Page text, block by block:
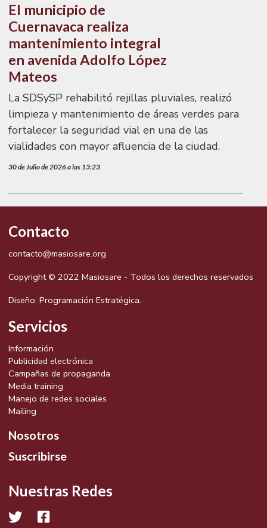
El municipio de
Cuernavaca realiza
mantenimiento integral
en avenida Adolfo López
Mateos
La SDSySP rehabilitó rejillas pluviales, realizó
limpieza y mantenimiento de áreas verdes para
fortalecer la seguridad vial en una de las
vialidades con mayor afluencia de la ciudad.
30 de Julio de 2026 a las 13:23
Contacto
contacto@masiosare.org
Copyright © 2022 Masiosare - Todos los derechos reservados
Diseño: Programación Estratégica.
Servicios
Información
Publicidad electrónica
Campañas de propaganda
Media training
Manejo de redes sociales
Mailing
Nosotros
Suscribirse
Nuestras Redes